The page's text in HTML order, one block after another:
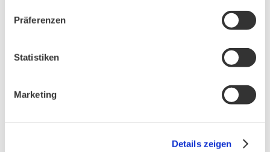
Präferenzen
Statistiken
Marketing
Details zeigen